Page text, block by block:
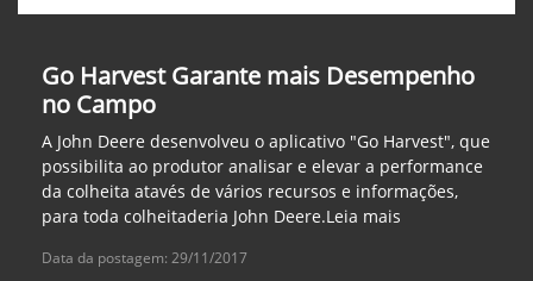
Go Harvest Garante mais Desempenho
no Campo
A John Deere desenvolveu o aplicativo "Go Harvest", que
possibilita ao produtor analisar e elevar a performance
da colheita atavés de vários recursos e informações,
para toda colheitaderia John Deere.Leia mais
Data da postagem: 29/11/2017